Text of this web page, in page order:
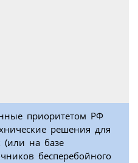
приоритетом РФ
решения для
(или на базе
бесперебойного